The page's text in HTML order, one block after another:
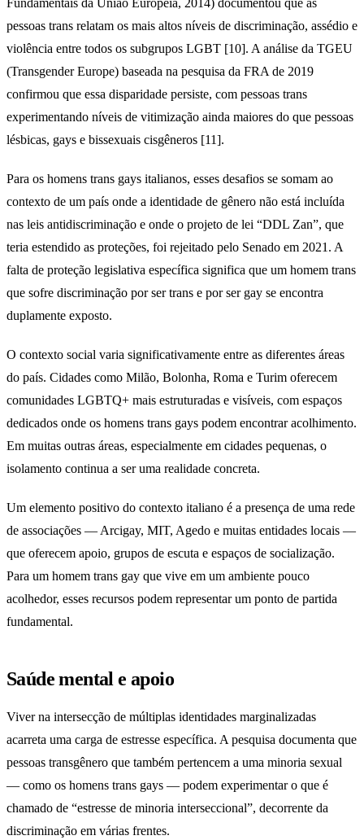
pessoas trans relatam os mais altos níveis de discriminação, assédio e
violência entre todos os subgrupos LGBT [10]. A análise da TGEU
(Transgender Europe) baseada na pesquisa da FRA de 2019
confirmou que essa disparidade persiste, com pessoas trans
experimentando níveis de vitimização ainda maiores do que pessoas
lésbicas, gays e bissexuais cisgêneros [11].
Para os homens trans gays italianos, esses desafios se somam ao
contexto de um país onde a identidade de gênero não está incluída
nas leis antidiscriminação e onde o projeto de lei “DDL Zan”, que
teria estendido as proteções, foi rejeitado pelo Senado em 2021. A
falta de proteção legislativa específica significa que um homem trans
que sofre discriminação por ser trans e por ser gay se encontra
duplamente exposto.
O contexto social varia significativamente entre as diferentes áreas
do país. Cidades como Milão, Bolonha, Roma e Turim oferecem
comunidades LGBTQ+ mais estruturadas e visíveis, com espaços
dedicados onde os homens trans gays podem encontrar acolhimento.
Em muitas outras áreas, especialmente em cidades pequenas, o
isolamento continua a ser uma realidade concreta.
Um elemento positivo do contexto italiano é a presença de uma rede
de associações — Arcigay, MIT, Agedo e muitas entidades locais —
que oferecem apoio, grupos de escuta e espaços de socialização.
Para um homem trans gay que vive em um ambiente pouco
acolhedor, esses recursos podem representar um ponto de partida
fundamental.
Saúde mental e apoio
Viver na intersecção de múltiplas identidades marginalizadas
acarreta uma carga de estresse específica. A pesquisa documenta que
pessoas transgênero que também pertencem a uma minoria sexual
— como os homens trans gays — podem experimentar o que é
chamado de “estresse de minoria interseccional”, decorrente da
discriminação em várias frentes.